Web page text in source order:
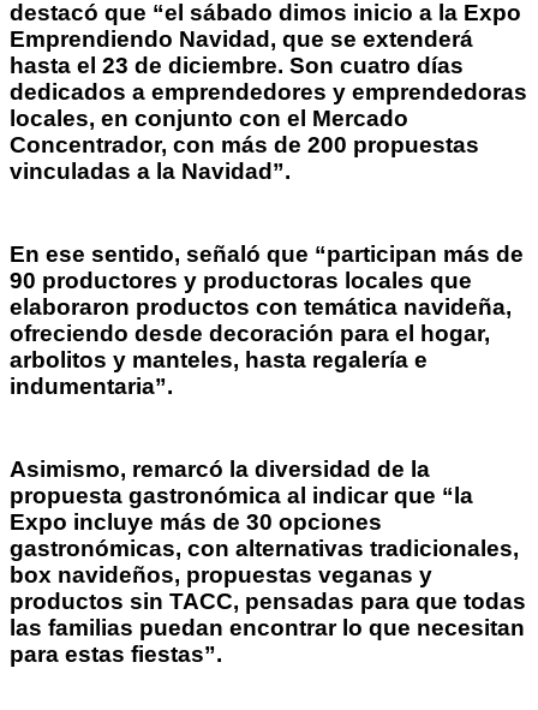
destacó que “el sábado dimos inicio a la Expo
Emprendiendo Navidad, que se extenderá
hasta el 23 de diciembre. Son cuatro días
dedicados a emprendedores y emprendedoras
locales, en conjunto con el Mercado
Concentrador, con más de 200 propuestas
vinculadas a la Navidad”.
En ese sentido, señaló que “participan más de
90 productores y productoras locales que
elaboraron productos con temática navideña,
ofreciendo desde decoración para el hogar,
arbolitos y manteles, hasta regalería e
indumentaria”.
Asimismo, remarcó la diversidad de la
propuesta gastronómica al indicar que “la
Expo incluye más de 30 opciones
gastronómicas, con alternativas tradicionales,
box navideños, propuestas veganas y
productos sin TACC, pensadas para que todas
las familias puedan encontrar lo que necesitan
para estas fiestas”.